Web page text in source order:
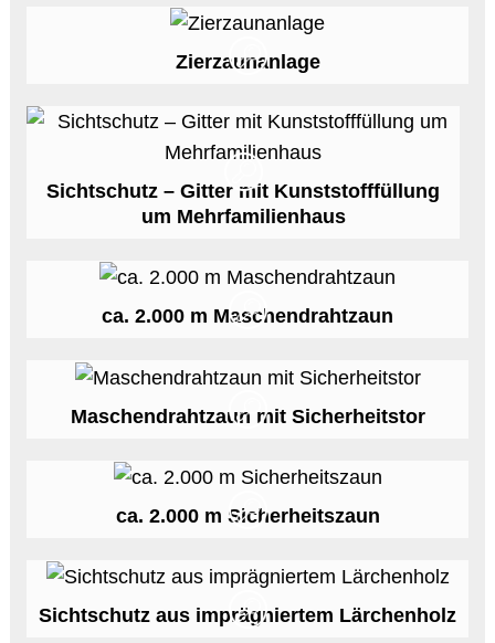
Zierzaunanlage
Sichtschutz – Gitter mit Kunststofffüllung
um Mehrfamilienhaus
ca. 2.000 m Maschendrahtzaun
Maschendrahtzaun mit Sicherheitstor
ca. 2.000 m Sicherheitszaun
Sichtschutz aus imprägniertem Lärchenholz